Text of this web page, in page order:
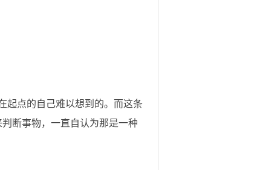
点的自己难以想到的。而这条
断事物，一直自认为那是一种